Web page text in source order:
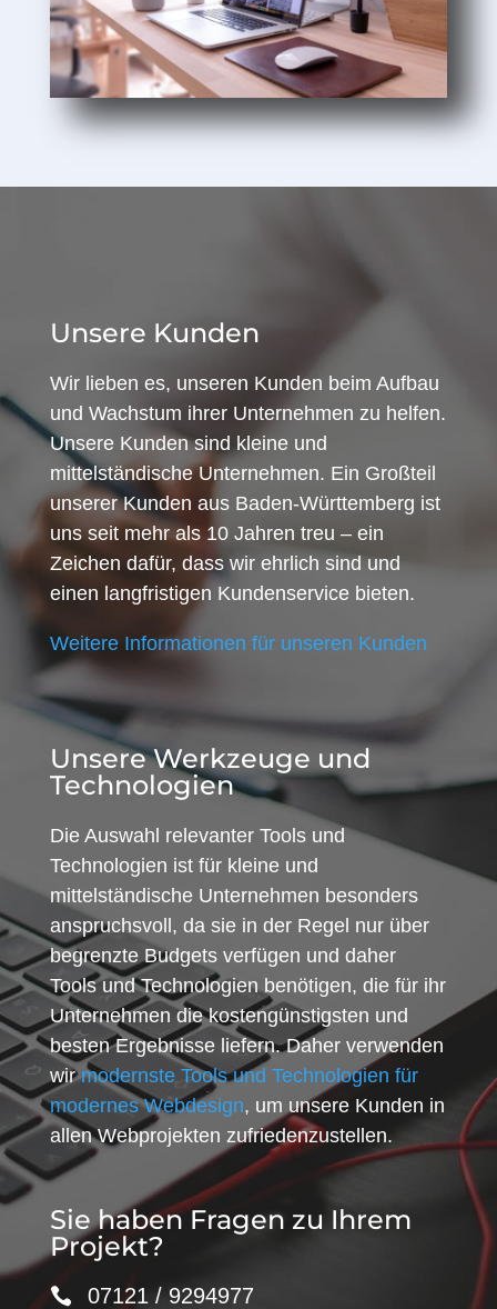
Unsere Kunden
Wir lieben es, unseren Kunden beim Aufbau
und Wachstum ihrer Unternehmen zu helfen.
Unsere Kunden sind kleine und
mittelständische Unternehmen. Ein Großteil
unserer Kunden aus Baden-Württemberg ist
uns seit mehr als 10 Jahren treu – ein
Zeichen dafür, dass wir ehrlich sind und
einen langfristigen Kundenservice bieten.
Weitere Informationen für unseren Kunden
Unsere Werkzeuge und
Technologien
Die Auswahl relevanter Tools und
Technologien ist für kleine und
mittelständische Unternehmen besonders
anspruchsvoll, da sie in der Regel nur über
begrenzte Budgets verfügen und daher
Tools und Technologien benötigen, die für ihr
Unternehmen die kostengünstigsten und
besten Ergebnisse liefern. Daher verwenden
wirmodernste Tools und Technologien für
modernes Webdesign, um unsere Kunden in
allen Webprojekten zufriedenzustellen.
Sie haben Fragen zu Ihrem
Projekt?
07121 / 9294977